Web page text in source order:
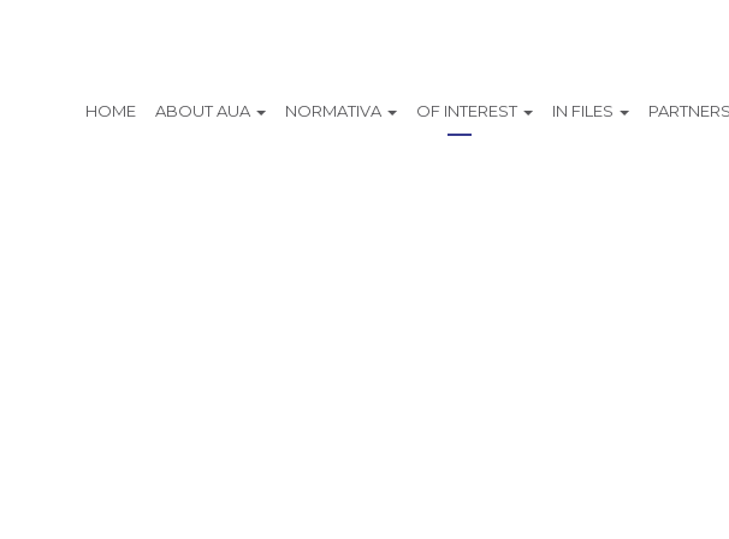
HOME ABOUT AUA NORMATIVA OF INTEREST IN FILES PARTNERS